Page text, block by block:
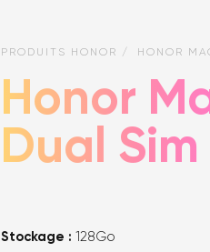
PRODUITS HONOR HONOR
Honor
Dual Sim
Stockage :128Go